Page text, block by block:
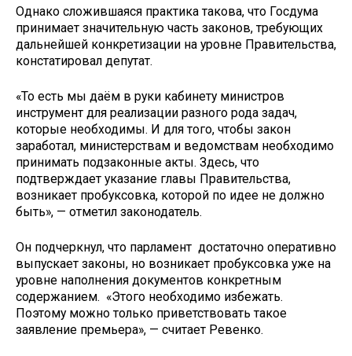
Однако сложившаяся практика такова, что Госдума
принимает значительную часть законов, требующих
дальнейшей конкретизации на уровне Правительства,
констатировал депутат.
«То есть мы даём в руки кабинету министров
инструмент для реализации разного рода задач,
которые необходимы. И для того, чтобы закон
заработал, министерствам и ведомствам необходимо
принимать подзаконные акты. Здесь, что
подтверждает указание главы Правительства,
возникает пробуксовка, которой по идее не должно
быть», — отметил законодатель.
Он подчеркнул, что парламент достаточно оперативно
выпускает законы, но возникает пробуксовка уже на
уровне наполнения документов конкретным
содержанием. «Этого необходимо избежать.
Поэтому можно только приветствовать такое
заявление премьера», — считает Ревенко.